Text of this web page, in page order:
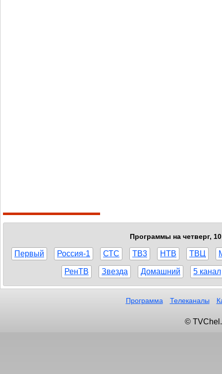
Программы на четверг,
Первый Россия-1 СТС ТВ3 НТВ ТВЦ
РенТВ Звезда Домашний 5 канал
Программа Телеканалы
©